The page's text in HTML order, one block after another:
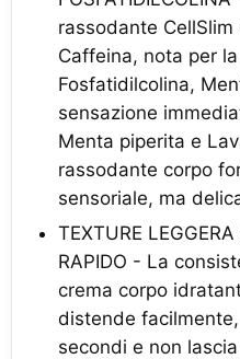
rassodante
Caffeina, nota per
Fosfatidilcolina,
sensazione
Menta piperita e
rassodante corpo
sensoriale, ma
TEXTURE
RAPIDO - La
crema corpo
distende
secondi e non